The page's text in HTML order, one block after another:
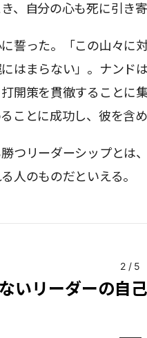
、自分の心も死に引き
誓った。「この山々に
はまらない」。ナンド
開策を貫徹することに
ことに成功し、彼を含
つリーダーシップとは
人のものだといえる。
2/ 5
いリーダーの自